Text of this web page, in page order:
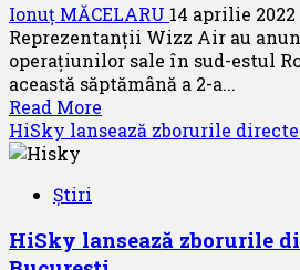
Ionuț MĂCELARU 14 aprilie 2022
Reprezentanții Wizz Air au
operațiunilor sale în sud-estul
această săptămână a 2-a...
Read More
more
a
HiSky lansează zborurile
Știri
HiSky lansează zborurile